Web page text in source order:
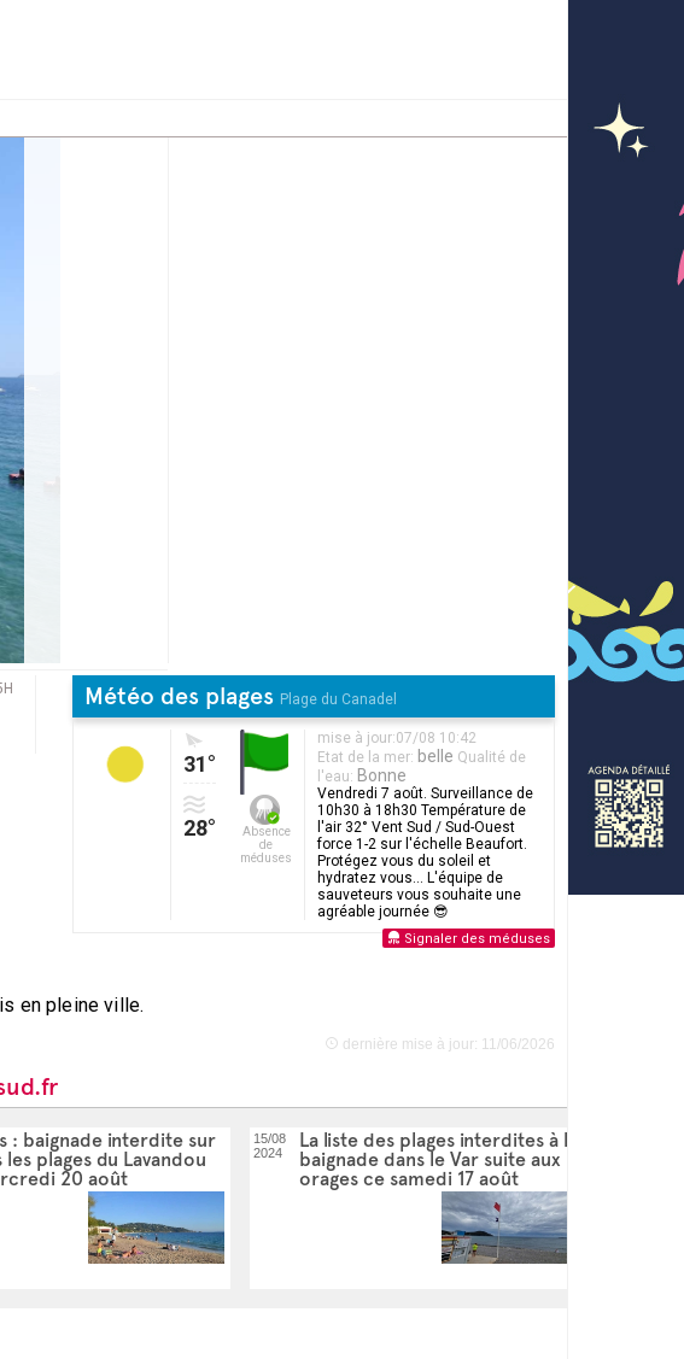
Météo des plages Plage du Canadel
31°
28°
Absence
de
méduses
mise à jour:07/08 10:42
Etat de la mer: belle Qualité de
l'eau: Bonne
Vendredi 7 août. Surveillance de
10h30 à 18h30 Température de
l'air 32° Vent Sud / Sud-Ouest
force 1-2 sur l'échelle Beaufort.
Protégez vous du soleil et
hydratez vous... L'équipe de
sauveteurs vous souhaite une
agréable journée 😎
Signaler des méduses
en pleine ville.
dernière mise à jour: 11/06/2026
: baignade interdite sur
plages du Lavandou
20 août
15/08
2024
La liste des plages interdites à la
baignade dans le Var suite aux
orages ce samedi 17 août